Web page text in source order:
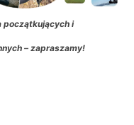
początkujących i
– zapraszamy!